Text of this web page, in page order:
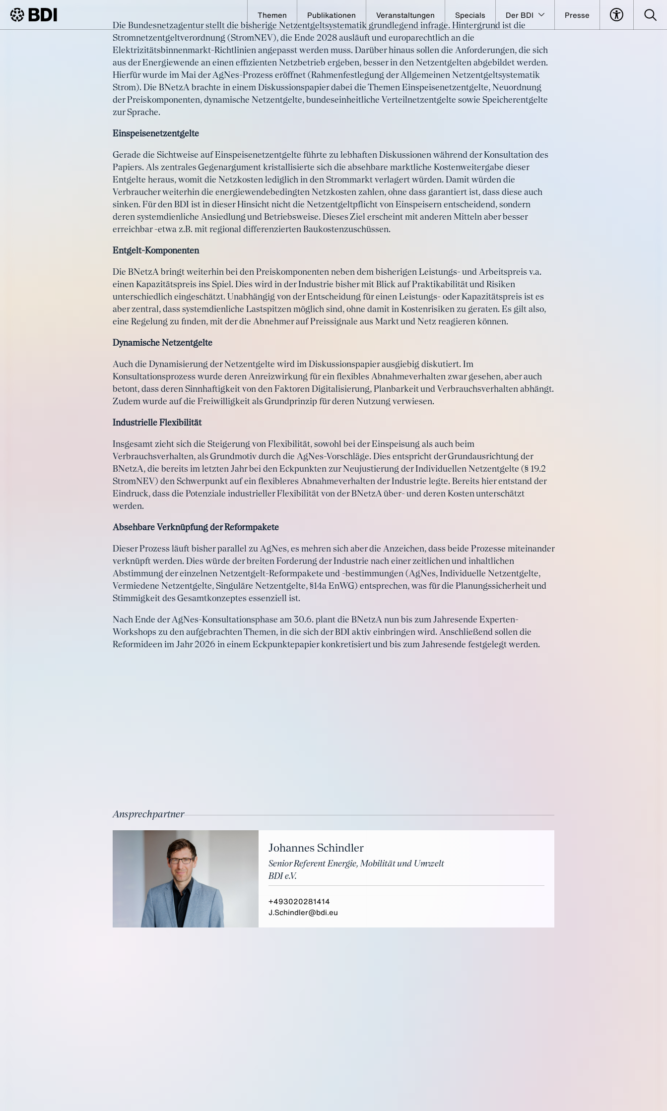
Themen Publikationen Veranstaltungen Specials Der BDI Presse
Artikel
Alles neu bei den Netzentgelten?
Die Bundesnetzagentur stellt die bisherige Netzentgeltsystematik grundlegend infrage. Hintergrund ist die
Stromnetzentgeltverordnung (StromNEV), die Ende 2028 ausläuft und europarechtlich an die
Elektrizitätsbinnenmarkt-Richtlinien angepasst werden muss. Darüber hinaus sollen die Anforderungen, die sich
aus der Energiewende an einen effizienten Netzbetrieb ergeben, besser in den Netzentgelten abgebildet werden.
Hierfür wurde im Mai der AgNes-Prozess eröffnet (Rahmenfestlegung der Allgemeinen Netzentgeltsystematik
Strom). Die BNetzA brachte in einem Diskussionspapier dabei die Themen Einspeisenetzentgelte, Neuordnung
der Preiskomponenten, dynamische Netzentgelte, bundeseinheitliche Verteilnetzentgelte sowie Speicherentgelte
zur Sprache.
Einspeisenetzentgelte
Gerade die Sichtweise auf Einspeisenetzentgelte führte zu lebhaften Diskussionen während der Konsultation des
Papiers. Als zentrales Gegenargument kristallisierte sich die absehbare marktliche Kostenweitergabe dieser
Entgelte heraus, womit die Netzkosten lediglich in den Strommarkt verlagert würden. Damit würden die
Verbraucher weiterhin die energiewendebedingten Netzkosten zahlen, ohne dass garantiert ist, dass diese auch
sinken. Für den BDI ist in dieser Hinsicht nicht die Netzentgeltpflicht von Einspeisern entscheidend, sondern
deren systemdienliche Ansiedlung und Betriebsweise. Dieses Ziel erscheint mit anderen Mitteln aber besser
erreichbar -etwa z.B. mit regional differenzierten Baukostenzuschüssen.
Entgelt-Komponenten
Die BNetzA bringt weiterhin bei den Preiskomponenten neben dem bisherigen Leistungs- und Arbeitspreis v.a.
einen Kapazitätspreis ins Spiel. Dies wird in der Industrie bisher mit Blick auf Praktikabilität und Risiken
unterschiedlich eingeschätzt. Unabhängig von der Entscheidung für einen Leistungs- oder Kapazitätspreis ist es
aber zentral, dass systemdienliche Lastspitzen möglich sind, ohne damit in Kostenrisiken zu geraten. Es gilt also,
eine Regelung zu finden, mit der die Abnehmer auf Preissignale aus Markt und Netz reagieren können.
Dynamische Netzentgelte
Auch die Dynamisierung der Netzentgelte wird im Diskussionspapier ausgiebig diskutiert. Im
Konsultationsprozess wurde deren Anreizwirkung für ein flexibles Abnahmeverhalten zwar gesehen, aber auch
betont, dass deren Sinnhaftigkeit von den Faktoren Digitalisierung, Planbarkeit und Verbrauchsverhalten abhängt.
Zudem wurde auf die Freiwilligkeit als Grundprinzip für deren Nutzung verwiesen.
Industrielle Flexibilität
Insgesamt zieht sich die Steigerung von Flexibilität, sowohl bei der Einspeisung als auch beim
Verbrauchsverhalten, als Grundmotiv durch die AgNes-Vorschläge. Dies entspricht der Grundausrichtung der
BNetzA, die bereits im letzten Jahr bei den Eckpunkten zur Neujustierung der Individuellen Netzentgelte (§ 19.2
StromNEV) den Schwerpunkt auf ein flexibleres Abnahmeverhalten der Industrie legte. Bereits hier entstand der
Eindruck, dass die Potenziale industrieller Flexibilität von der BNetzA über- und deren Kosten unterschätzt
werden.
Absehbare Verknüpfung der Reformpakete
Dieser Prozess läuft bisher parallel zu AgNes, es mehren sich aber die Anzeichen, dass beide Prozesse miteinander
verknüpft werden. Dies würde der breiten Forderung der Industrie nach einer zeitlichen und inhaltlichen
Abstimmung der einzelnen Netzentgelt-Reformpakete und -bestimmungen (AgNes, Individuelle Netzentgelte,
Vermiedene Netzentgelte, Singuläre Netzentgelte, §14a EnWG) entsprechen, was für die Planungssicherheit und
Stimmigkeit des Gesamtkonzeptes essenziell ist.
Nach Ende der AgNes-Konsultationsphase am 30.6. plant die BNetzA nun bis zum Jahresende Experten-
Workshops zu den aufgebrachten Themen, in die sich der BDI aktiv einbringen wird. Anschließend sollen die
Reformideen im Jahr 2026 in einem Eckpunktepapier konkretisiert und bis zum Jahresende festgelegt werden.
Ansprechpartner
Johannes Schindler
Senior Referent Energie, Mobilität und Umwelt
BDI e.V.
+493020281414
J.Schindler@bdi.eu